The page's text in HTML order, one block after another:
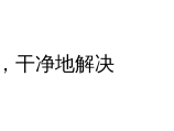
干净地解决